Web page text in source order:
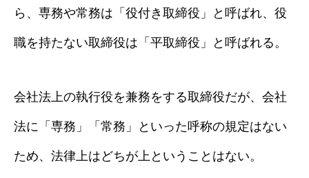
ら、専務や常務は「役付き取締役」と呼ばれ、役
職を持たない取締役は「平取締役」と呼ばれる。
会社法上の執行役を兼務をする取締役だが、会社
法に「専務」「常務」といった呼称の規定はない
ため、法律上はどちが上ということはない。